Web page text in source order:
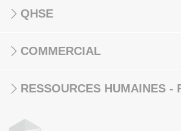
QHSE
COMMERCIAL
RESSOURCES HUMAINES -